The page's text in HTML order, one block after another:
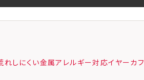
しにくい金属アレルギー対応イヤーカフ